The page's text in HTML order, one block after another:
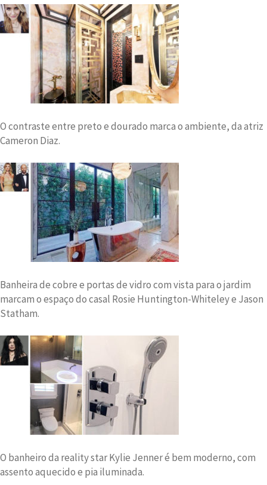
O contraste entre preto e dourado marca o ambiente, da atriz
Cameron Diaz.
Banheira de cobre e portas de vidro com vista para o jardim
marcam o espaço do casal Rosie Huntington-Whiteley e Jason
Statham.
O banheiro da reality star Kylie Jenner é bem moderno, com
assento aquecido e pia iluminada.